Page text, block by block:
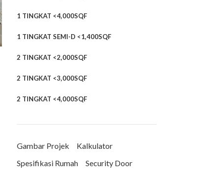
1 TINGKAT <4,000SQF
1 TINGKAT SEMI-D <1,400SQF
2 TINGKAT <2,000SQF
2 TINGKAT <3,000SQF
2 TINGKAT <4,000SQF
Gambar Projek
Kalkulator
Spesifikasi Rumah
Security Door